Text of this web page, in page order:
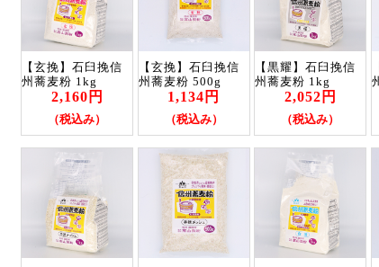
【玄挽】石臼挽信
州蕎麦粉 1kg
2,160円
（税込み）
【玄挽】石臼挽信
州蕎麦粉 500g
1,134円
（税込み）
【黒耀】石臼挽信
州蕎麦粉 1kg
2,052円
（税込み）